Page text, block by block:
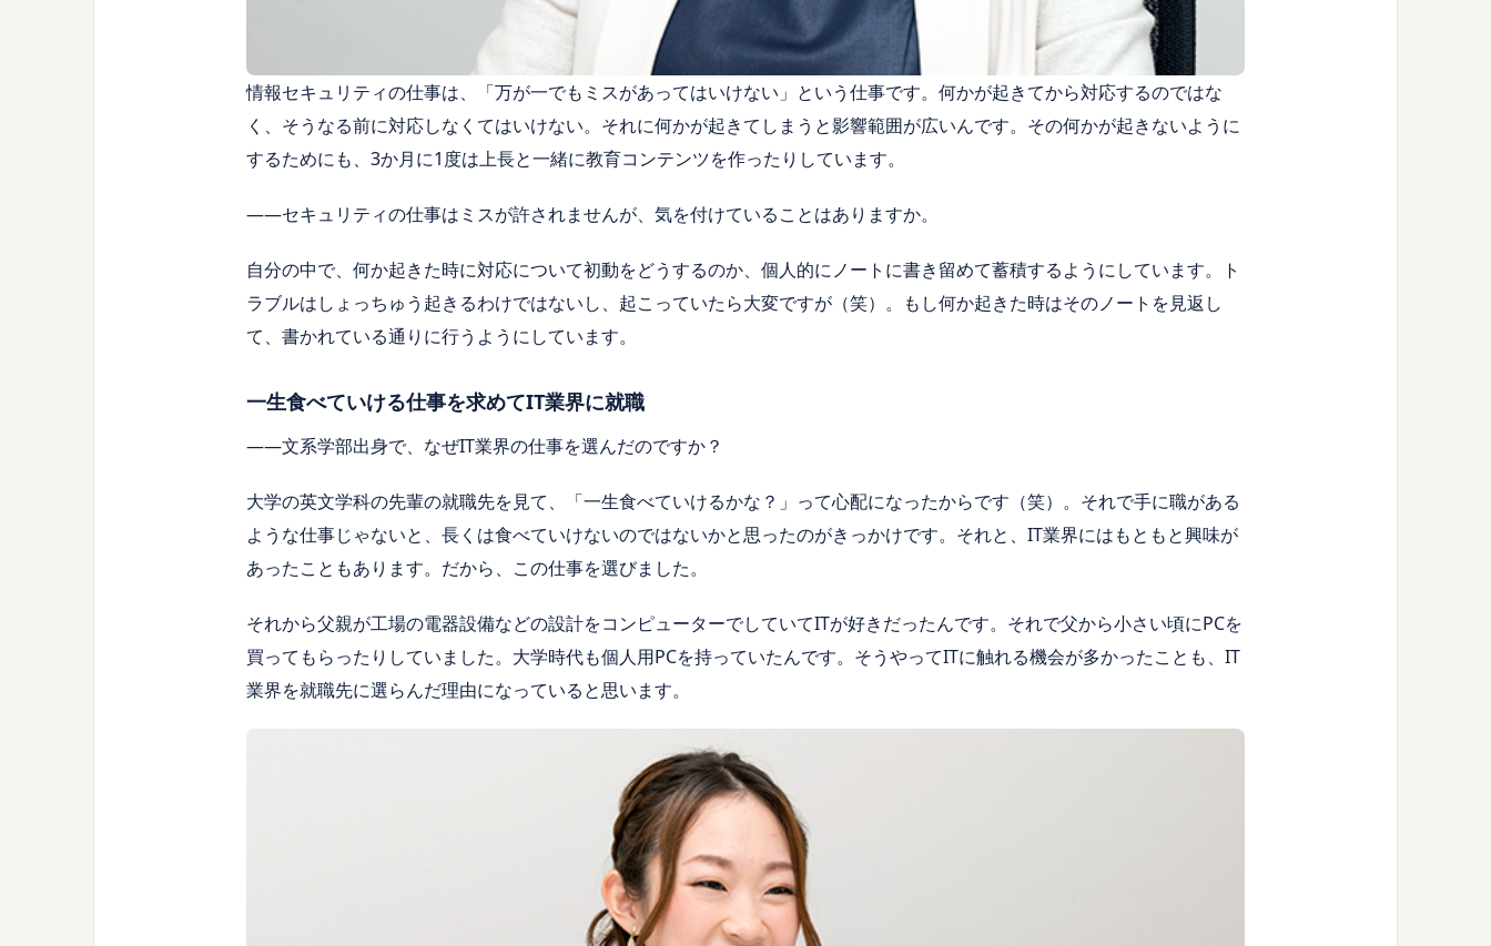
情報セキュリティの仕事は、「万が一でもミスがあってはいけない」という仕事です。何かが起きてから対応するのではな
く、そうなる前に対応しなくてはいけない。それに何かが起きてしまうと影響範囲が広いんです。その何かが起きないように
するためにも、3か月に1度は上長と一緒に教育コンテンツを作ったりしています。
――セキュリティの仕事はミスが許されませんが、気を付けていることはありますか。
自分の中で、何か起きた時に対応について初動をどうするのか、個人的にノートに書き留めて蓄積するようにしています。ト
ラブルはしょっちゅう起きるわけではないし、起こっていたら大変ですが（笑）。もし何か起きた時はそのノートを見返し
て、書かれている通りに行うようにしています。
一生食べていける仕事を求めてIT業界に就職
――文系学部出身で、なぜIT業界の仕事を選んだのですか？
大学の英文学科の先輩の就職先を見て、「一生食べていけるかな？」って心配になったからです（笑）。それで手に職がある
ような仕事じゃないと、長くは食べていけないのではないかと思ったのがきっかけです。それと、IT業界にはもともと興味が
あったこともあります。だから、この仕事を選びました。
それから父親が工場の電器設備などの設計をコンピューターでしていてITが好きだったんです。それで父から小さい頃にPCを
買ってもらったりしていました。大学時代も個人用PCを持っていたんです。そうやってITに触れる機会が多かったことも、IT
業界を就職先に選らんだ理由になっていると思います。